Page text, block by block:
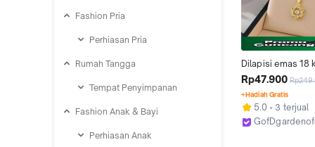
Fashion Pria
Perhiasan Pria
Rumah Tangga
Tempat Penyimpanan
Fashion Anak & Bayi
Perhiasan Anak
Dilapisi emas 18
Kalung
titanium, anti
modis Perhiasan
Rp47.900
+Hadiah Gratis
5.0
3 terjual